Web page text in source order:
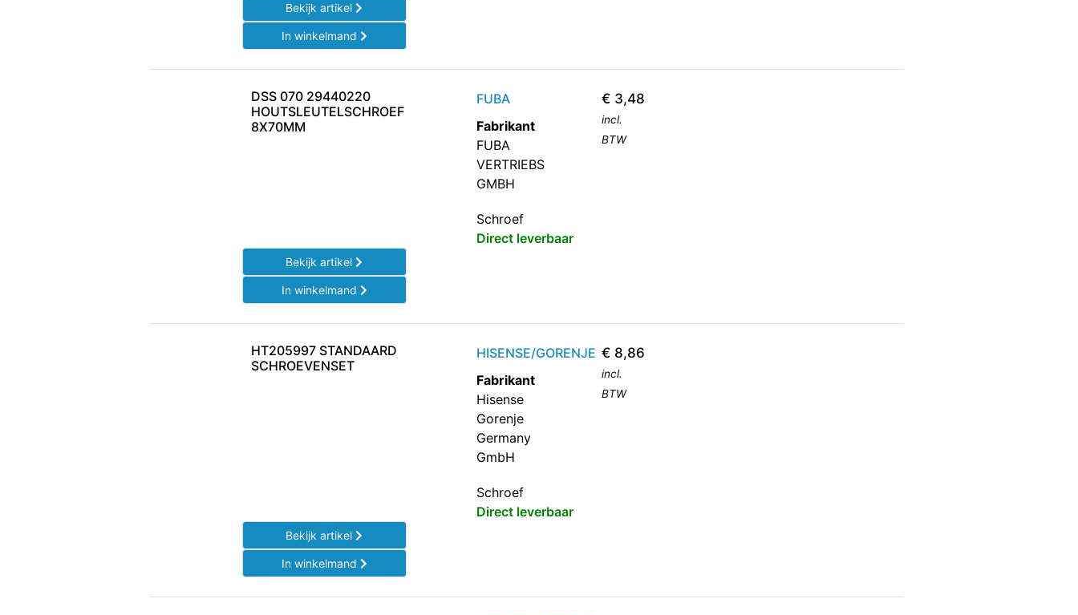
Bekijk artikel
In winkelmand
DSS 070 29440220
HOUTSLEUTELSCHROEF
8X70MM
FUBA
Fabrikant
FUBA
VERTRIEBS
GMBH
Schroef
Direct leverbaar
€ 3,48
incl.
BTW
Bekijk artikel
In winkelmand
HT205997 STANDAARD
SCHROEVENSET
HISENSE/GORENJE
Fabrikant
Hisense
Gorenje
Germany
GmbH
Schroef
Direct leverbaar
€ 8,86
incl.
BTW
Bekijk artikel
In winkelmand